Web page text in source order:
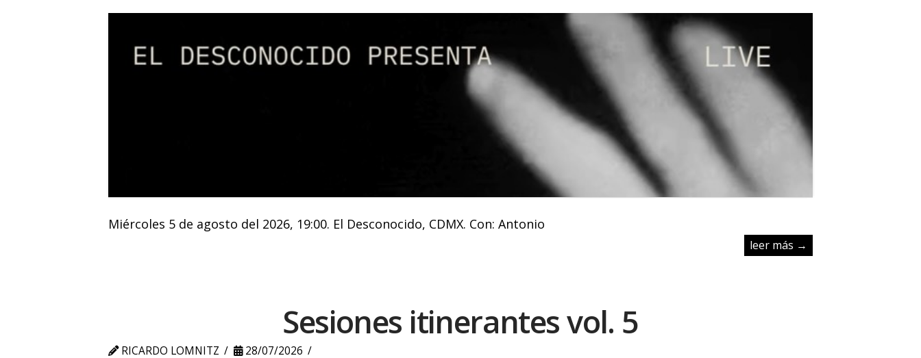
Miércoles 5 de agosto del 2026, 19:00. El Desconocido, CDMX. Con: Antonio
leer más →
Sesiones itinerantes vol. 5
RICARDO LOMNITZ 28/07/2026